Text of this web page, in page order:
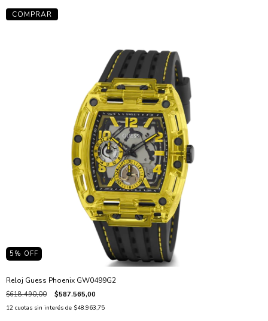
5 % OFF
Reloj Guess Phoenix GW0499G2
$618.490,00 $587.565,00
12 cuotas sin interés de $48.963,75